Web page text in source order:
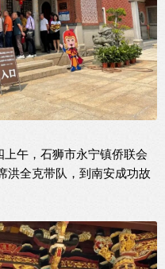
上午，石狮市永宁镇侨联会
洪全克带队，到南安成功故